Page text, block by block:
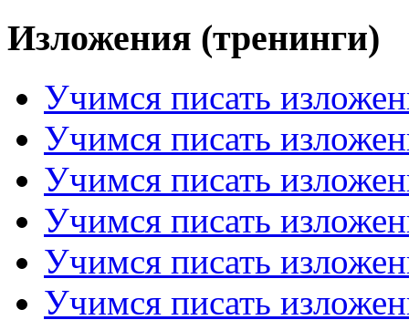
Изложения (тренинги)
Учимся писать
Учимся писать
Учимся писать
Учимся писать
Учимся писать
Учимся писать